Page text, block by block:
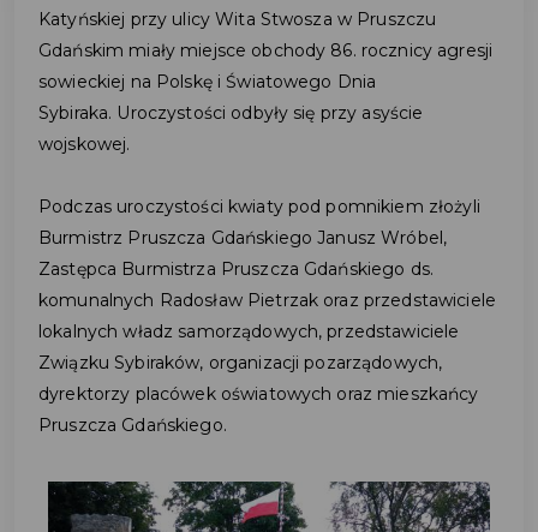
Katyńskiej przy ulicy Wita Stwosza w Pruszczu
Gdańskim miały miejsce obchody 86. rocznicy agresji
sowieckiej na Polskę i Światowego Dnia
Sybiraka. Uroczystości odbyły się przy asyście
wojskowej.
Podczas uroczystości kwiaty pod pomnikiem złożyli
Burmistrz Pruszcza Gdańskiego Janusz Wróbel,
Zastępca Burmistrza Pruszcza Gdańskiego ds.
komunalnych Radosław Pietrzak oraz przedstawiciele
lokalnych władz samorządowych, przedstawiciele
Związku Sybiraków, organizacji pozarządowych,
dyrektorzy placówek oświatowych oraz mieszkańcy
Pruszcza Gdańskiego.